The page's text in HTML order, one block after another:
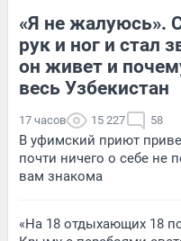
«Я не жалуюсь».
рук и ног и стал
он живет и
весь Узбекистан
17 часов 15 227 58
В уфимский приют
почти ничего о себе не
вам знакома
«На 18 отдыхающих 18